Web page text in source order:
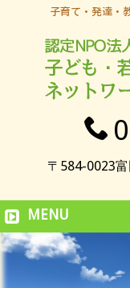
子育て・発達・
〒584-0023
MENU